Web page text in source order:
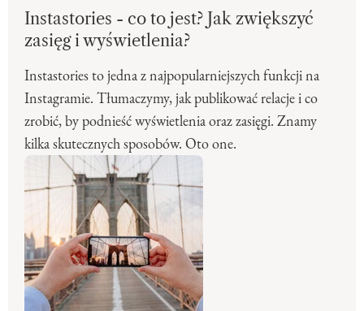
Instastories - co to jest? Jak zwiększyć
zasięg i wyświetlenia?
Instastories to jedna z najpopularniejszych funkcji na
Instagramie. Tłumaczymy, jak publikować relacje i co
zrobić, by podnieść wyświetlenia oraz zasięgi. Znamy
kilka skutecznych sposobów. Oto one.